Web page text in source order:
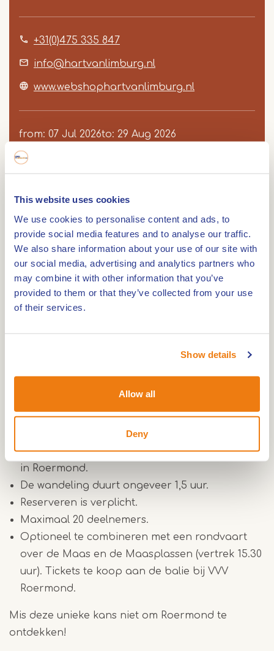
This website uses cookies
We use cookies to personalise content and ads, to
provide social media features and to analyse our traffic.
We also share information about your use of our site with
our social media, advertising and analytics partners who
may combine it with other information that you’ve
provided to them or that they’ve collected from your use
of their services.
Show details
Allow all
Deny
+31(0)475 335 847
info@hartvanlimburg.nl
www.webshophartvanlimburg.nl
from 07 Jul 2026to 29 Aug 2026
Wandel mee met de VVV Stadswandeling
Roermond en leer de stad beter kennen. In juli en
augustus neemt een gids je op dinsdag,
woensdag en zaterdag mee langs bekende
plekken, oude gebouwen en verhalen uit meer dan
plekken en gebouwen in de binnenstad, terwijl de
vertelt over de stad en haar verleden.
Start om 13.30 uur bij VVV Roermond, Markt 17
in Roermond.
De wandeling duurt ongeveer 1,5 uur.
Reserveren is verplicht.
Maximaal 20 deelnemers.
Optioneel te combineren met een rondvaart
over de Maas en de Maasplassen (vertrek 15.30
uur). Tickets te koop aan de balie bij VVV
Roermond.
Mis deze unieke kans niet om Roermond te
ontdekken!